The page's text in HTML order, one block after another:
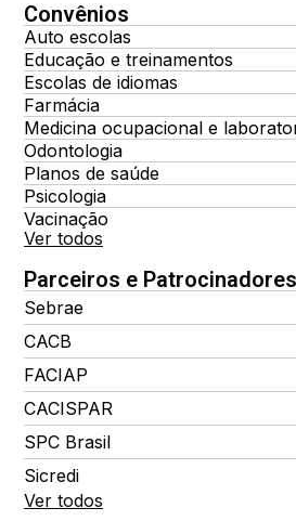
Convênios
Auto escolas
Educação e treinamentos
Escolas de idiomas
Farmácia
Medicina ocupacional e
Odontologia
Planos de saúde
Psicologia
Vacinação
Ver todos
Parceiros e Patrocinadores
Sebrae
CACB
FACIAP
CACISPAR
SPC Brasil
Sicredi
Ver todos